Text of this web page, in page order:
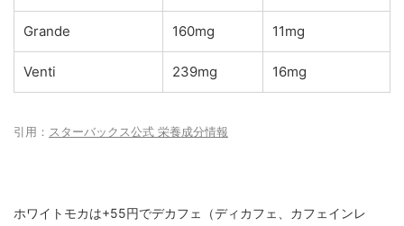
Grande 160mg 11mg
Venti 239mg 16mg
引用： スターバックス公式 栄養成分情報
ホワイトモカは+55円でデカフェ（ディカフェ、カフェインレ